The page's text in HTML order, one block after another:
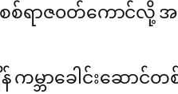
ရာဇ၀တ်ကောင်လို့
ာခေါင်းဆောင်တ